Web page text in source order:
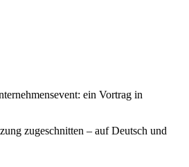
ein Vortrag in
zugeschnitten – auf Deutsch und